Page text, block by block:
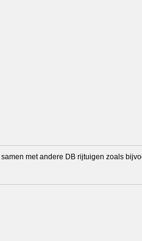
met andere DB rijtuigen zoals